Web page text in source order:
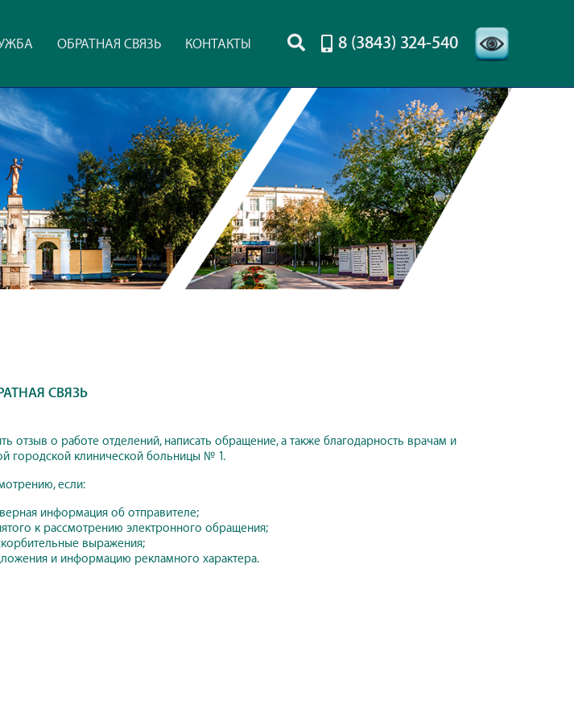
ОБРАТНАЯ СВЯЗЬ КОНТАКТЫ 8 (3843) 324-540
СВЯЗЬ
отзыв о работе отделений, написать обращение, а также благодарность врачам и
городской клинической больницы № 1.
если:
информация об отправителе;
к рассмотрению электронного обращения;
выражения;
и информацию рекламного характера.